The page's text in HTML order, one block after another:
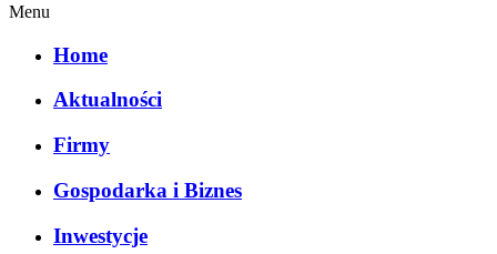
Menu
Home
Aktualności
Firmy
Gospodarka i Biznes
Inwestycje